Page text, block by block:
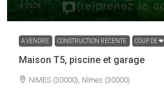
4 252€
A VENDRE CONSTRUCTION RÉCENTE COUP DE ❤
Maison T5, piscine et garage
NIMES (30000), Nîmes (30000)